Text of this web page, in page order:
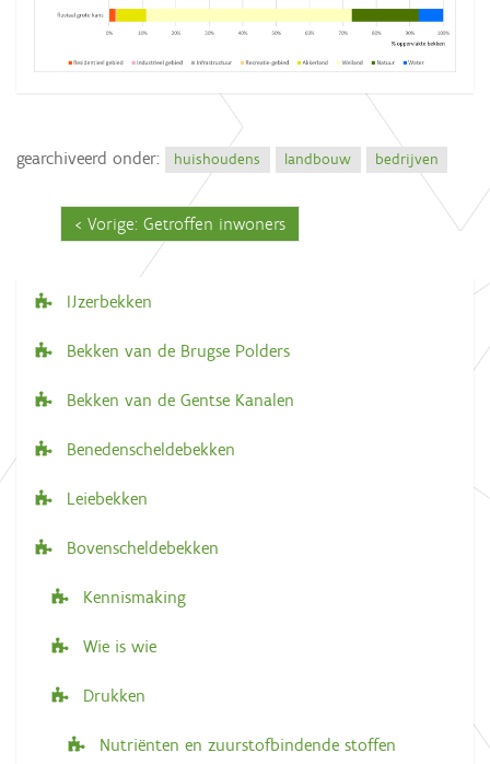
gearchiveerd onder: huishoudens landbouw bedrijven
Vorige: Getroffen inwoners
N
a
i
g
t
IJzerbekken
Bekken van de Brugse Polders
Bekken van de Gentse Kanalen
Benedenscheldebekken
Leiebekken
Bovenscheldebekken
Kennismaking
Wie is wie
Drukken
Nutriënten en zuurstofbindende stoffen